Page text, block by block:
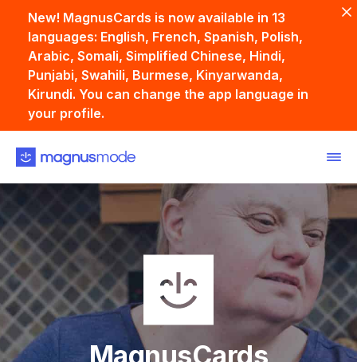
New! MagnusCards is now available in 13
languages: English, French, Spanish, Polish,
Arabic, Somali, Simplified Chinese, Hindi,
Punjabi, Swahili, Burmese, Kinyarwanda,
Kirundi. You can change the app language in
your profile.
MagnusCards